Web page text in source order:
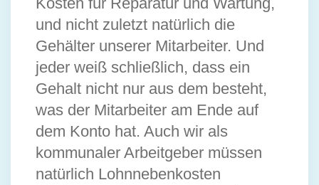
und nicht zuletzt natürlich die
Gehälter unserer Mitarbeiter. Und
jeder weiß schließlich, dass ein
Gehalt nicht nur aus dem besteht,
was der Mitarbeiter am Ende auf
dem Konto hat. Auch wir als
kommunaler Arbeitgeber müssen
natürlich Lohnnebenkosten